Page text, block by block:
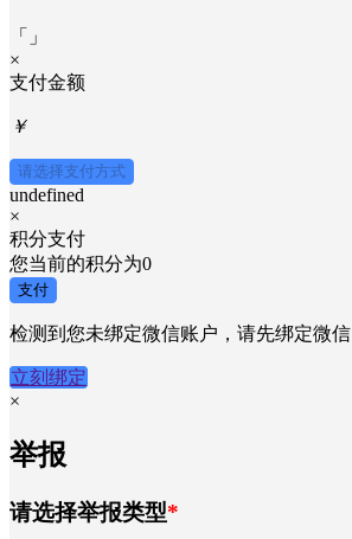
「
」
×
支付金额
￥
请选择支付方式
undefined
×
积分支付
您当前的积分为0
支付
检测到您未绑定微信账户，请先绑定微信
立刻绑定
×
举报
请选择举报类型*